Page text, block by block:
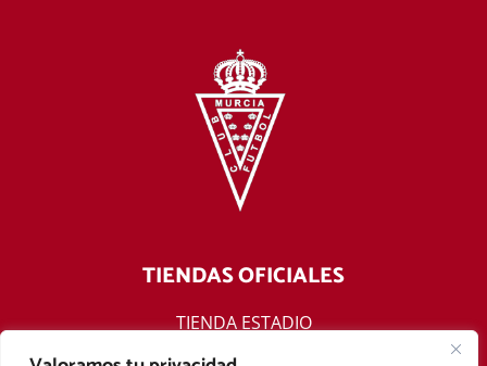
TIENDAS OFICIALES
TIENDA ESTADIO